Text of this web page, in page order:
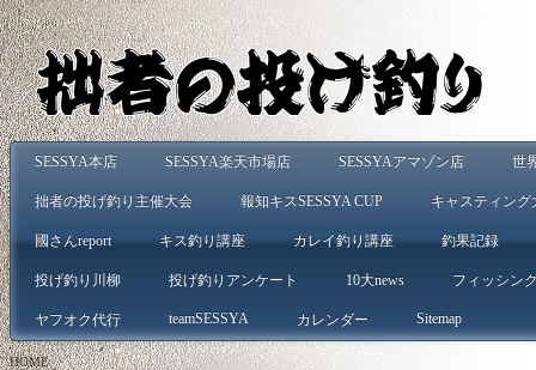
SESSYA本店 SESSYA楽天市場店 SESSYAアマゾン店 世
拙者の投げ釣り主催大会 報知キスSESSYA CUP キャスティング
國さんreport キス釣り講座 カレイ釣り講座 釣果記録
投げ釣り川柳 投げ釣りアンケート 10大news フィッシン
ヤフオク代行 teamSESSYA カレンダー Sitemap
HOME>